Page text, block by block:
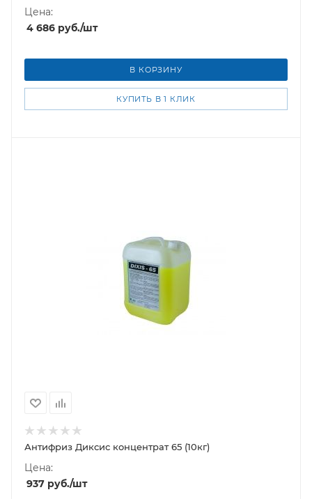
Цена:
4 686 руб./шт
В КОРЗИНУ
КУПИТЬ В 1 КЛИК
Антифриз Диксис концентрат 65 (10кг)
Цена:
937 руб./шт